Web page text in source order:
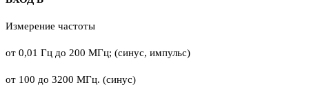
Измерение частоты
от 0,01 Гц до 200 МГц; (синус, импульс)
от 100 до 3200 МГц. (синус)